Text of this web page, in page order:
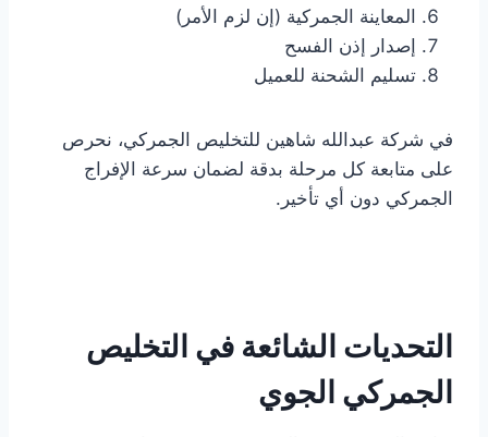
المعاينة الجمركية (إن لزم الأمر)
إصدار إذن الفسح
تسليم الشحنة للعميل
في شركة عبدالله شاهين للتخليص الجمركي، نحرص
على متابعة كل مرحلة بدقة لضمان سرعة الإفراج
الجمركي دون أي تأخير.
التحديات الشائعة في التخليص
الجمركي الجوي